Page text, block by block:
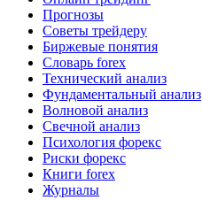
Прогнозы
Советы трейдеру
Биржевые понятия
Словарь forex
Технический анализ
Фундаментальный анализ
Волновой анализ
Свечной анализ
Психология форекс
Риски форекс
Книги forex
Журналы